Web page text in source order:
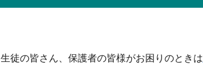
生徒の皆さん、保護者の皆様がお困りのときは